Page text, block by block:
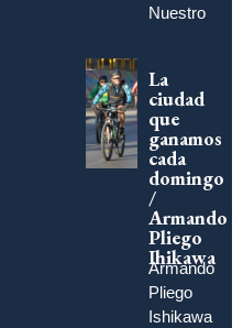
Nuestro
La
ciudad
que
ganamos
cada
domingo
/
Armando
Pliego
Ihikawa
Armando
Pliego
Ishikawa